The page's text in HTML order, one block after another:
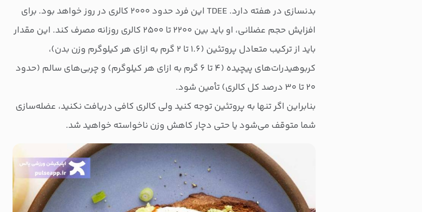
بدنسازی در هفته دارد. TDEE این فرد حدود ۲۰۰۰ کالری در روز خواهد بود. برای
افزایش حجم عضلانی، او باید بین ۲۲۰۰ تا ۲۵۰۰ کالری روزانه مصرف کند. این مقدار
باید از ترکیب متعادل پروتئین (۱.۶ تا ۲ گرم به ازای هر کیلوگرم وزن بدن)،
کربوهیدرات‌های پیچیده (۴ تا ۶ گرم به ازای هر کیلوگرم) و چربی‌های سالم (حدود
۲۰ تا ۳۰ درصد کل کالری) تأمین شود.
بنابراین اگر تنها به پروتئین توجه کنید ولی کالری کافی دریافت نکنید، عضله‌سازی
شما متوقف می‌شود یا حتی دچار کاهش وزن ناخواسته خواهید شد.